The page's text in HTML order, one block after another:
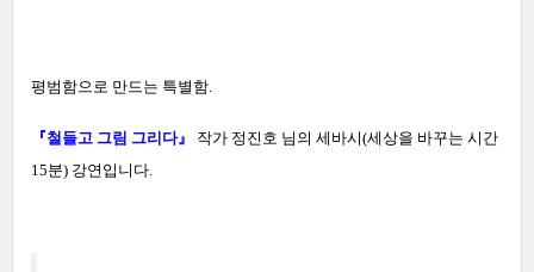
평범함으로 만드는 특별함.
『철들고 그림 그리다』 작가 정진호 님의 세바시(세상을 바꾸는 시간
15분) 강연입니다.